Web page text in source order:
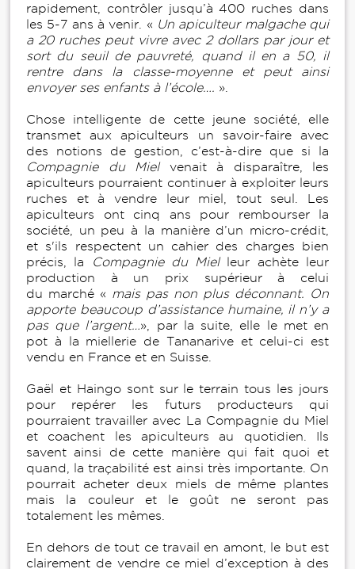
rapidement, contrôler jusqu’à 400 ruches dans
les 5-7 ans à venir. « Un apiculteur malgache qui
a 20 ruches peut vivre avec 2 dollars par jour et
sort du seuil de pauvreté, quand il en a 50, il
rentre dans la classe-moyenne et peut ainsi
envoyer ses enfants à l’école…. ».
Chose intelligente de cette jeune société, elle
transmet aux apiculteurs un savoir-faire avec
des notions de gestion, c’est-à-dire que si la
Compagnie du Miel venait à disparaître, les
apiculteurs pourraient continuer à exploiter leurs
ruches et à vendre leur miel, tout seul. Les
apiculteurs ont cinq ans pour rembourser la
société, un peu à la manière d’un micro-crédit,
et s'ils respectent un cahier des charges bien
précis, la
Compagnie du Miel leur achète leur
production à un prix supérieur à celui
du marché « mais pas non plus déconnant. On
apporte beaucoup d’assistance humaine, il n’y a
pas que l’argent…», par la suite, elle le met en
pot à la miellerie de Tananarive et celui-ci est
vendu en France et en Suisse.
Gaël et Haingo sont sur le terrain tous les jours
pour repérer les futurs producteurs qui
pourraient travailler avec La Compagnie du Miel
et coachent les apiculteurs au quotidien. Ils
savent ainsi de cette manière qui fait quoi et
quand, la traçabilité est ainsi très importante. On
pourrait acheter deux miels de même plantes
mais la couleur et le goût ne seront pas
totalement les mêmes.
En dehors de tout ce travail en amont, le but est
clairement de vendre ce miel d’exception à des